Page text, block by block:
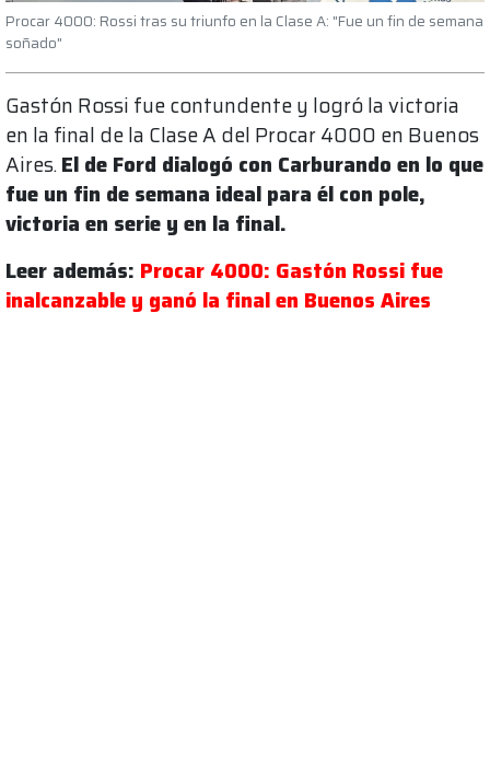
Procar 4000: Rossi tras su triunfo en la Clase A: "Fue un fin de semana
soñado"
Gastón Rossi fue contundente y logró la victoria
en la final de la Clase A del Procar 4000 en Buenos
Aires.El de Ford dialogó con Carburando en lo que
fue un fin de semana ideal para él con pole,
victoria en serie y en la final.
Leer además: Procar 4000: Gastón Rossi fue
inalcanzable y ganó la final en Buenos Aires